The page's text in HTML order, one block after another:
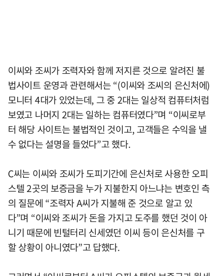
이씨와 조씨가 조력자와 함께 저지른 것으로 알려진 불
법사이트 운영과 관련해서는 “(이씨와 조씨의 은신처에)
모니터 4대가 있었는데, 그 중 2대는 일상적 컴퓨터처럼
보였고 나머지 2대는 일하는 컴퓨터였다”며 “이씨로부
터 해당 사이트는 불법적인 것이고, 고객들은 수익을 낼
수 없다는 설명을 들었다”고 했다.
C씨는 이씨와 조씨가 도피기간에 은신처로 사용한 오피
스텔 2곳의 보증금을 누가 지불한지 아느냐는 변호인 측
의 질문에 “조력자 A씨가 지불해 준 것으로 알고 있
다”며 “이씨와 조씨가 돈을 가지고 도주를 했던 것이 아
니기 때문에 빈털터리 신세였던 이씨 등이 은신처를 구
할 상황이 아니였다”고 답했다.